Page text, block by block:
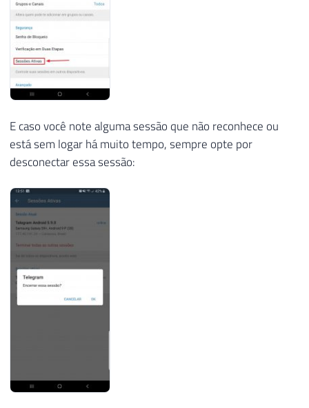
E caso você note alguma sessão que não reconhece ou
está sem logar há muito tempo, sempre opte por
desconectar essa sessão: